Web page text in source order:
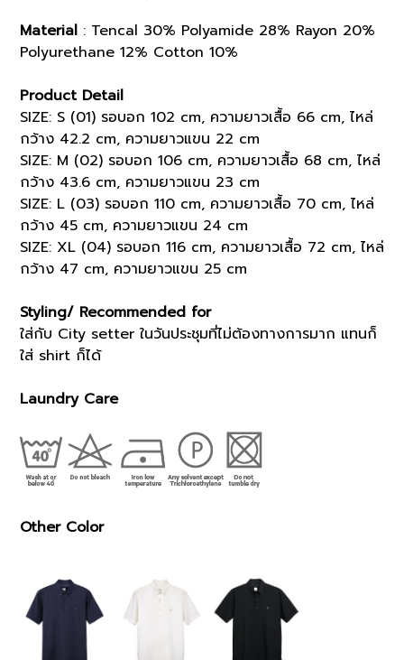
Material : Tencal 30% Polyamide 28% Rayon 20%
Polyurethane 12% Cotton 10%
Product Detail
SIZE: S (01) รอบอก 102 cm, ความยาวเสื้อ 66 cm, ไหล่
กว้าง 42.2 cm, ความยาวแขน 22 cm
SIZE: M (02) รอบอก 106 cm, ความยาวเสื้อ 68 cm, ไหล่
กว้าง 43.6 cm, ความยาวแขน 23 cm
SIZE: L (03) รอบอก 110 cm, ความยาวเสื้อ 70 cm, ไหล่
กว้าง 45 cm, ความยาวแขน 24 cm
SIZE: XL (04) รอบอก 116 cm, ความยาวเสื้อ 72 cm, ไหล่
กว้าง 47 cm, ความยาวแขน 25 cm
Styling/ Recommended for
ใส่กับ City setter ในวันประชุมที่ไม่ต้องทางการมาก แทนก็
ใส่ shirt ก็ได้
Laundry Care
Other Color